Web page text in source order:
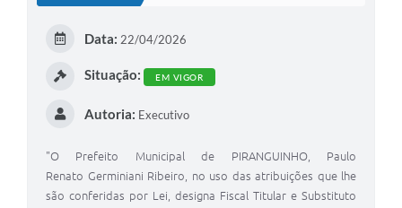
Data: 22/04/2026
Situação: EM VIGOR
Autoria: Executivo
"O Prefeito Municipal de PIRANGUINHO, Paulo
Renato Germiniani Ribeiro, no uso das atribuições que lhe
são conferidas por Lei, designa Fiscal Titular e Substituto